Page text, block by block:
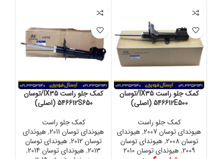
کمک جلو راست IX35/توسان
546612E500 (اصلی)
کمک جلو راست
هیوندای توسان 2007
,هیوندای
توسان 2008
,هیوندای توسان
2009
,هیوندای توسان 2010
کمک جلو راست IX35/توسان
546612S650 (اصلی)
کمک جلو راست
هیوندای توسان 2011
,هیوندای
توسان 2012
,هیوندای توسان
2013
,هیوندای توسان 2014
,